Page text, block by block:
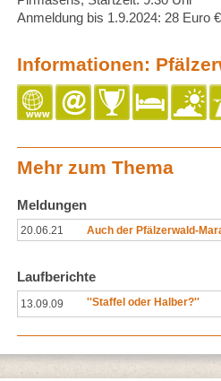
Anmeldung bis 1.9.2024: 28 Euro
Informationen:
Mehr zum Thema
Meldungen
20.06.21 Auch der Pfälzerwald-
Laufberichte
13.09.09 ''Staffel oder Halber?''